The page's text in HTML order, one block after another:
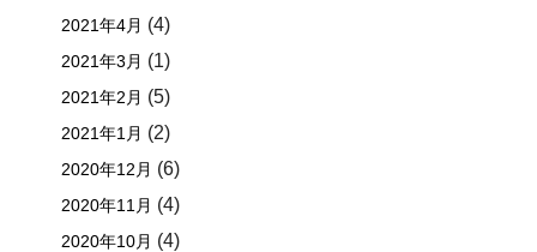
2021年4月 (4)
2021年3月 (1)
2021年2月 (5)
2021年1月 (2)
2020年12月 (6)
2020年11月 (4)
2020年10月 (4)